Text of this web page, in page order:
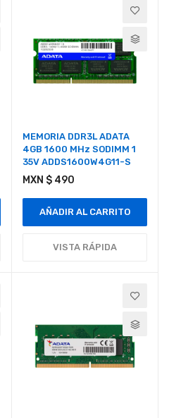
MEMORIA DDR3L ADATA
4GB 1600 MHz SODIMM 1
35V ADDS1600W4G11-S
MXN $ 490
AÑADIR AL CARRITO
VISTA RÁPIDA